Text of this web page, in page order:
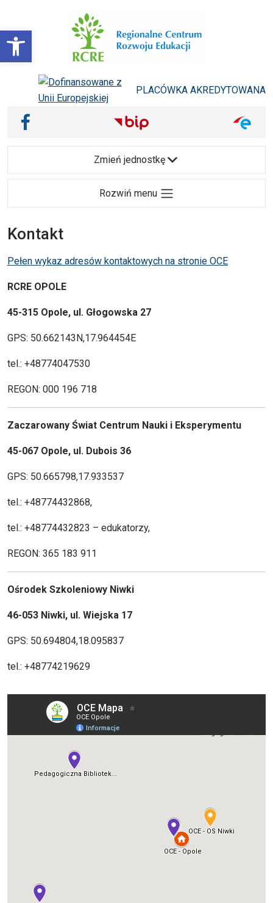
Otwórz pasek narzędzi
Main Navigation
PLACÓWKA AKREDYTOWANA
Nasze media społecznościowe i inne
Facebook
Zmień jednostkę
Rozwiń menu
Kontakt
Pełen wykaz adresów kontaktowych na stronie OCE
RCRE OPOLE
45-315 Opole, ul. Głogowska 27
GPS: 50.662143N,17.964454E
tel.: +48774047530
REGON: 000 196 718
Zaczarowany Świat Centrum Nauki i Eksperymentu
45-067 Opole, ul. Dubois 36
GPS: 50.665798,17.933537
tel.: +48774432868,
tel.: +48774432823 – edukatorzy,
REGON: 365 183 911
Ośrodek Szkoleniowy Niwki
46-053 Niwki, ul. Wiejska 17
GPS: 50.694804,18.095837
tel.: +48774219629